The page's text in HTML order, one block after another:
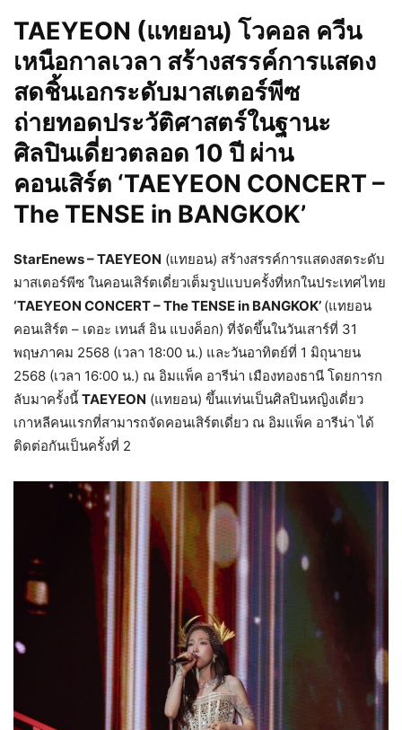
TAEYEON (แทยอน) โวคอล ควีน
เหนือกาลเวลา สร้างสรรค์การแสดง
สดชิ้นเอกระดับมาสเตอร์พีซ
ถ่ายทอดประวัติศาสตร์ในฐานะ
ศิลปินเดี่ยวตลอด 10 ปี ผ่าน
คอนเสิร์ต ‘TAEYEON CONCERT –
The TENSE in BANGKOK’
StarEnews – TAEYEON (แทยอน) สร้างสรรค์การแสดงสดระดับ
มาสเตอร์พีซ ในคอนเสิร์ตเดี่ยวเต็มรูปแบบครั้งที่หกในประเทศไทย
‘TAEYEON CONCERT – The TENSE in BANGKOK’ (แทยอน
คอนเสิร์ต – เดอะ เทนส์ อิน แบงค็อก) ที่จัดขึ้นในวันเสาร์ที่ 31
พฤษภาคม 2568 (เวลา 18:00 น.) และวันอาทิตย์ที่ 1 มิถุนายน
2568 (เวลา 16:00 น.) ณ อิมแพ็ค อารีน่า เมืองทองธานี โดยการก
ลับมาครั้งนี้ TAEYEON (แทยอน) ขึ้นแท่นเป็นศิลปินหญิงเดี่ยว
เกาหลีคนแรกที่สามารถจัดคอนเสิร์ตเดี่ยว ณ อิมแพ็ค อารีน่า ได้
ติดต่อกันเป็นครั้งที่ 2